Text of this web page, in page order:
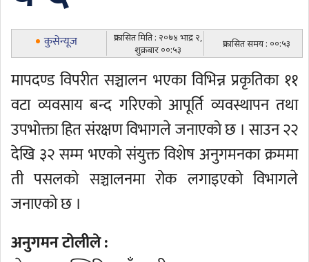
कुसेन्यूज
प्रकासित मिति : २०७४ भाद्र २,
शुक्रबार ००:५३
प्रकासित समय : ००:५३
मापदण्ड विपरीत सञ्चालन भएका विभिन्न प्रकृतिका ११
वटा व्यवसाय बन्द गरिएको आपूर्ति व्यवस्थापन तथा
उपभोक्ता हित संरक्षण विभागले जनाएको छ । साउन २२
देखि ३२ सम्म भएको संयुक्त विशेष अनुगमनका क्रममा
ती पसलको सञ्चालनमा रोक लगाइएको विभागले
जनाएको छ ।
अनुगमन टोलीले :